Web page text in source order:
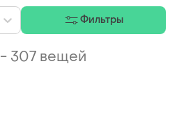
- 307 вещей
Фильтры